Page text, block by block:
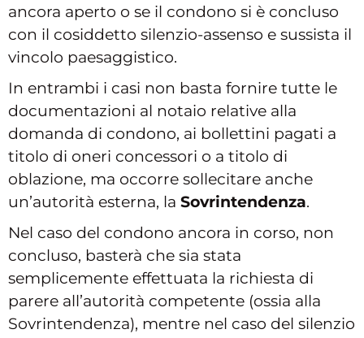
ancora aperto o se il condono si è concluso
con il cosiddetto silenzio-assenso e sussista il
vincolo paesaggistico.
In entrambi i casi non basta fornire tutte le
documentazioni al notaio relative alla
domanda di condono, ai bollettini pagati a
titolo di oneri concessori o a titolo di
oblazione, ma occorre sollecitare anche
un’autorità esterna, la Sovrintendenza.
Nel caso del condono ancora in corso, non
concluso, basterà che sia stata
semplicemente effettuata la richiesta di
parere all’autorità competente (ossia alla
Sovrintendenza), mentre nel caso del silenzio